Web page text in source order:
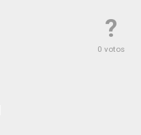
?
0 votos